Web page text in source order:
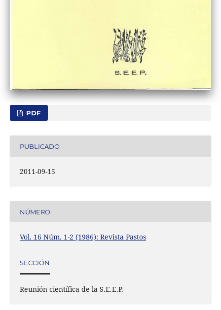
PDF
PUBLICADO
2011-09-15
NÚMERO
Vol. 16 Núm. 1-2 (1986): Revista Pastos
SECCIÓN
Reunión científica de la S.E.E.P.